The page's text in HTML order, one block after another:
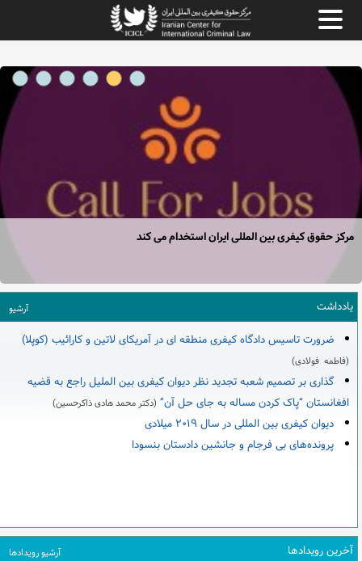
مرکز حقوق کیفری بین المللی ایران استخدام می کند
یادداشت آرشیو
ضرورت تاسیس دادگاه کیفری منطقه ­ای در آمریکای لاتین و کارائیب (کوپلا)
(فاطمه فولادی)
گذاری بر تصمیم شعبه تجدید نظر دیوان کیفری بین الملیل راجع به قضیه
افغانستان “پاک کردن مساله به جای حل آن” (دکتر محمد هادی ذاکرحسین)
دیوان کیفری بین المللی در سال ۲۰۱۹ میلادی
پرونده‌های بی فرجام و جانشین دادستان بنسودا
آخرین رویدادها آرشیو رویدادها